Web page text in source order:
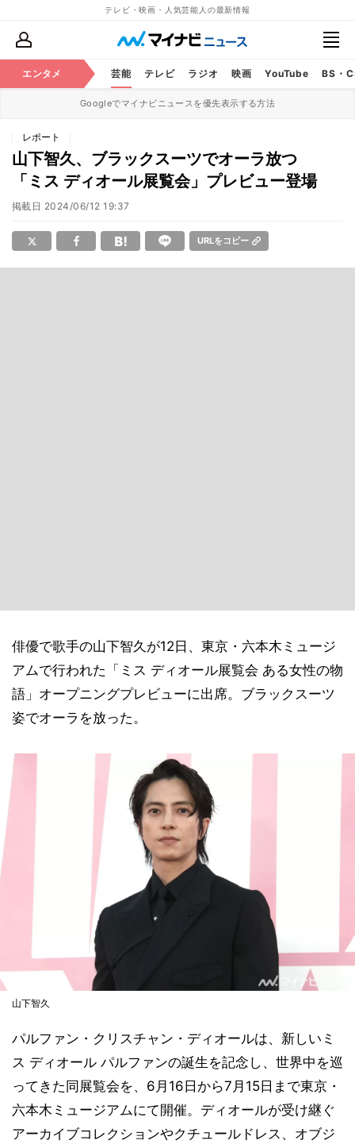
テレビ・映画・人気芸能人の最新情報
エンタメ 芸能 テレビ ラジオ 映画 YouTube BS・
Googleでマイナビニュースを優先表示する方法
レポート
山下智久、ブラックスーツでオーラ放つ
「ミス ディオール展覧会」プレビュー登場
掲載日 2024/06/12 19:37
URLをコピー
俳優で歌手の山下智久が12日、東京・六本木ミュージ
アムで行われた「ミス ディオール展覧会 ある女性の物
語」オープニングプレビューに出席。ブラックスーツ
姿でオーラを放った。
山下智久
パルファン・クリスチャン・ディオールは、新しいミ
ス ディオール パルファンの誕生を記念し、世界中を巡
ってきた同展覧会を、6月16日から7月15日まで東京・
六本木ミュージアムにて開催。ディオールが受け継ぐ
アーカイブコレクションやクチュールドレス、オブジ